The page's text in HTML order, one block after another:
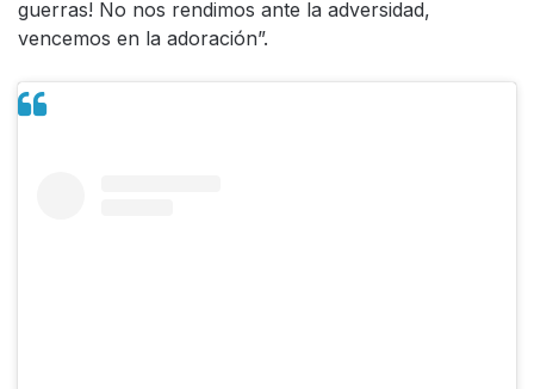
guerras! No nos rendimos ante la adversidad,
vencemos en la adoración”.